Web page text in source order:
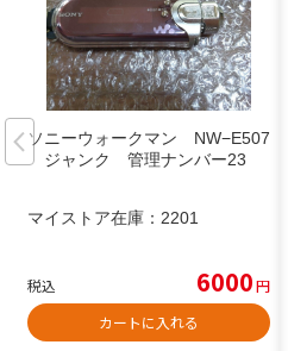
ソニーウォークマン NW−E507
ジャンク 管理ナンバー23
マイストア在庫： 2201
税込 6000円
カートに入れる